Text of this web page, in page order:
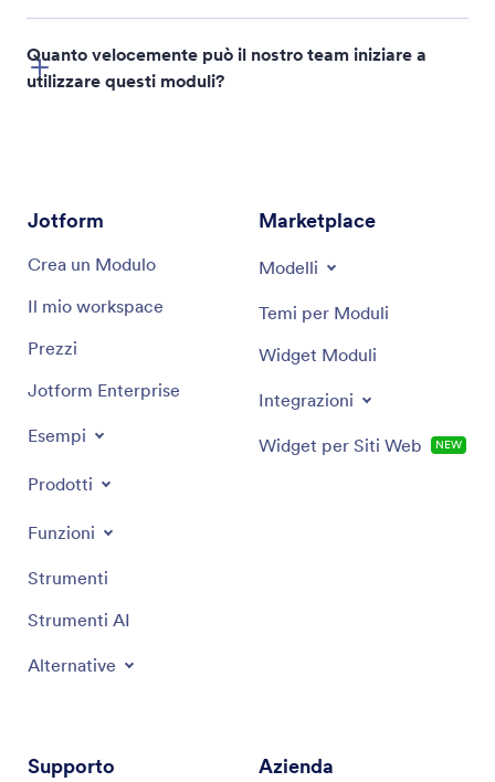
Quanto velocemente può il nostro team iniziare a
utilizzare questi moduli?
Jotform
Crea un Modulo
Il mio workspace
Prezzi
Jotform Enterprise
Esempi
Prodotti
Funzioni
Strumenti
Strumenti AI
Alternative
Marketplace
Modelli
Temi per Moduli
Widget Moduli
Integrazioni
Widget per Siti Web NEW
Supporto Azienda